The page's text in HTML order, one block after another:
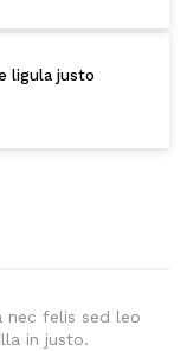
ligula justo
nec felis sed leo
in justo.